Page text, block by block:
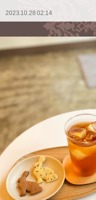
2023.10.28 02:14